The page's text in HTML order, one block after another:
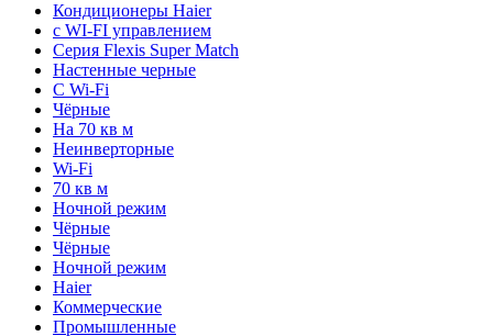
Кондиционеры Haier
с WI-FI управлением
Серия Flexis Super Match
Настенные черные
С Wi-Fi
Чёрные
На 70 кв м
Неинверторные
Wi-Fi
70 кв м
Ночной режим
Чёрные
Чёрные
Ночной режим
Haier
Коммерческие
Промышленные